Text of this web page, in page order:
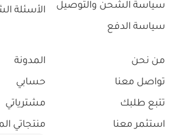
سياسة الشحن والتوصيل
سياسة الدفع
الأسئلة
من نحن
تواصل معنا
تتبع طلبك
استثمر معنا
المدونة
حسابي
مشترياتي
منتجاتي